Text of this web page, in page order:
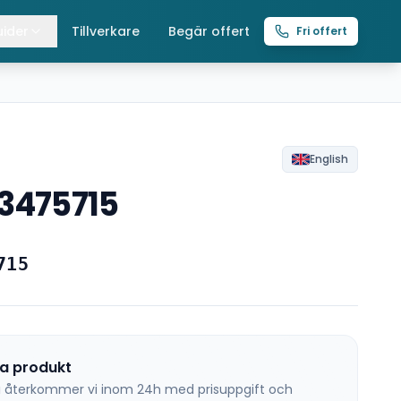
Tillverkare Begär offert Fri offert
English
produkt
återkommer vi inom 24h med prisuppgift och